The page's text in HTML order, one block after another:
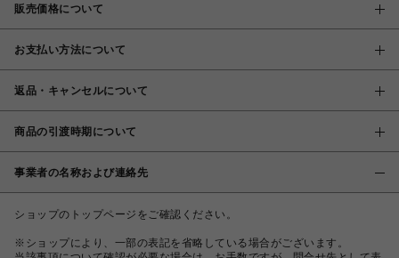
販売価格について
お支払い方法について
返品・キャンセルについて
商品の引渡時期について
事業者の名称および連絡先
ショップのトップページをご確認ください。
※ショップにより、一部の表記を省略している場合がございます。